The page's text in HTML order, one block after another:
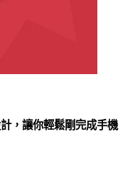
，讓你輕鬆剛完成手機